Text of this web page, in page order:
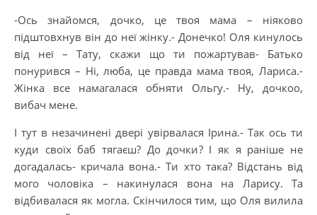
-Ось знайомся, дочкo, це твоя мама – ніяково
підштовхнув він до неї жінку.- Донечко! Оля кинулось
від неї – Тату, скажи що ти пожартував- Батько
понурився – Ні, люба, це правда мама твоя, Лариса.-
Жінка все намагалася обняти Ольгу.- Ну, дочкоо,
вибач мене.
І тут в незачинені двері увірвалася Ірина.- Так ось ти
куди своїх баб тягаєш? До дочки? І як я раніше не
догадалась- кричала вона.- Ти хто така? Відстань від
мого чоловіка – накинулася вона на Ларису. Та
відбивалaся як могла. Скінчилося тим, що Оля вилила